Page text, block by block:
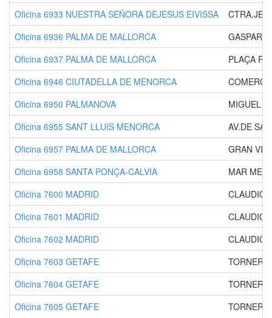
Oficina 6933 NUESTRA SEÑORA DEJESUS EIVISSA
Oficina 6936 PALMA DE MALLORCA
GASPAR
Oficina 6937 PALMA DE MALLORCA
PLAÇA
Oficina 6946 CIUTADELLA DE MENORCA
Oficina 6950 PALMANOVA
MIGUEL
Oficina 6955 SANT LLUIS MENORCA
AV.DE
Oficina 6957 PALMA DE MALLORCA
GRAN VIA
Oficina 6958 SANTA PONÇA-CALVIA
MAR
Oficina 7600 MADRID
CLAUDIO
Oficina 7601 MADRID
CLAUDIO
Oficina 7602 MADRID
CLAUDIO
Oficina 7603 GETAFE
Oficina 7604 GETAFE
Oficina 7605 GETAFE